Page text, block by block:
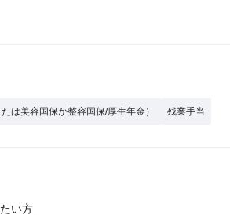
は美容国保か整容国保/厚生年金） 残業手当
い方